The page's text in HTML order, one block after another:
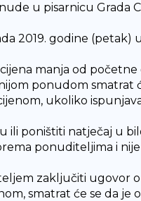
u pisarnicu Grada
2019. godine (petak)
manja od početne
ponudom smatrat
ukoliko
poništiti natječaj u
ponuditeljima i
zaključiti ugovor
smatrat će se da